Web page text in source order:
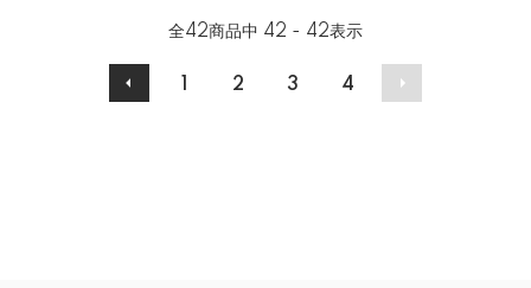
全42商品中 42 - 42表示
2 3 4